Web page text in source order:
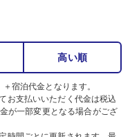
高い順
宿泊代金となります。
お支払いいただく代金は税込
が一部変更となる場合がござ